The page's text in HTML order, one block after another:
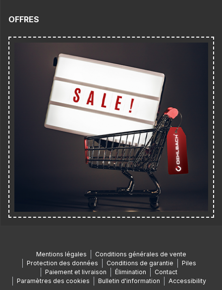
OFFRES
Mentions légales
Conditions générales de vente
Protection des données
Conditions de garantie
Piles
Paiement et livraison
Élimination
Contact
Paramètres des cookies
Bulletin d'information Accessibility